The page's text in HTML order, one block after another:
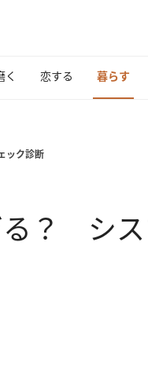
く 恋する 暮らす
ック診断
？ シ